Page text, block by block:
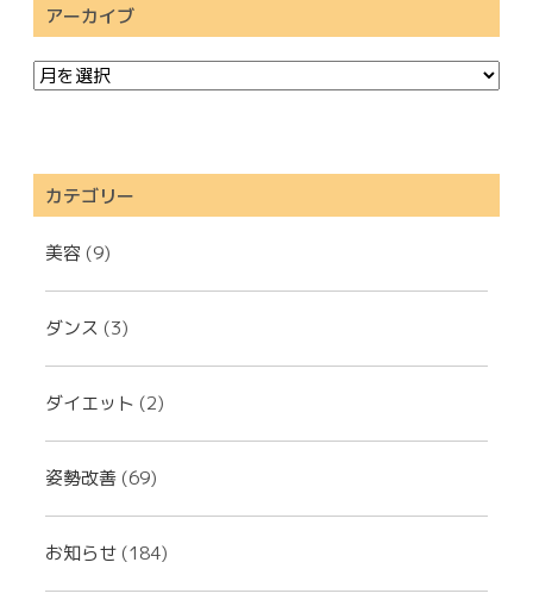
アーカイブ
カテゴリー
美容 (9)
ダンス (3)
ダイエット (2)
姿勢改善 (69)
お知らせ (184)